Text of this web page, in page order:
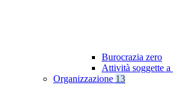
Burocrazia zero
Attività soggette
Organizzazione 13